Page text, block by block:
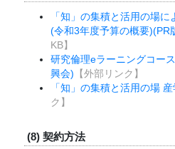
「知」の集積と活用の場
(令和3年度予算の概要)(PR
KB】
研究倫理eラーニングコー
興会) 【外部リンク】
「知」の集積と活用の場
ク】
(8) 契約方法